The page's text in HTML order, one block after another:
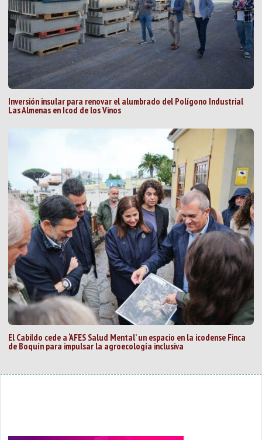
Inversión insular para renovar el alumbrado del Polígono Industrial
Las Almenas en Icod de los Vinos
El Cabildo cede a ‘AFES Salud Mental’ un espacio en la icodense Finca
de Boquín para impulsar la agroecología inclusiva